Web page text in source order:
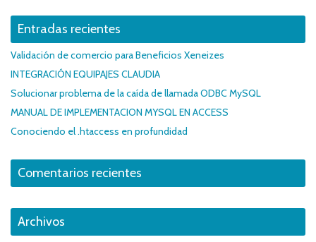
Entradas recientes
Validación de comercio para Beneficios Xeneizes
INTEGRACIÓN EQUIPAJES CLAUDIA
Solucionar problema de la caída de llamada ODBC MySQL
MANUAL DE IMPLEMENTACION MYSQL EN ACCESS
Conociendo el .htaccess en profundidad
Comentarios recientes
Archivos